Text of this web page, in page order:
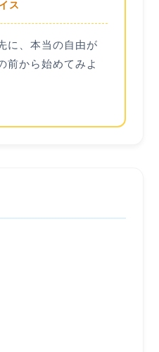
ス
に、本当の自由が
前から始めてみよ